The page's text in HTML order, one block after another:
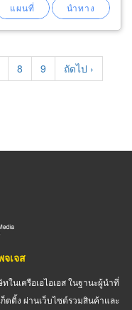
Page
8 Page
9
Next
page
ถัดไป ›
จเจส
นเครือเอไอเอส ในฐานะผู้นำที่
ติ้ง ผ่านเว็บไซต์รวมสินค้าและ